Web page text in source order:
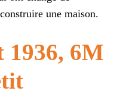
une maison.
1936, 6M